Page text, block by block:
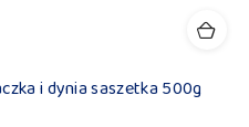
i dynia saszetka 500g